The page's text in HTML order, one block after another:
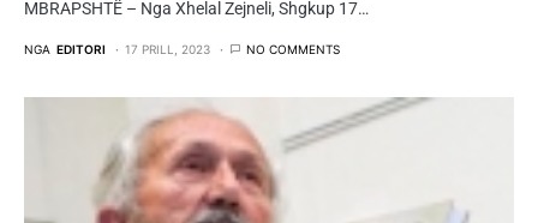
MBRAPSHTË – Nga Xhelal Zejneli, Shgkup 17…
NGA EDITORI 17 PRILL, 2023 NO COMMENTS